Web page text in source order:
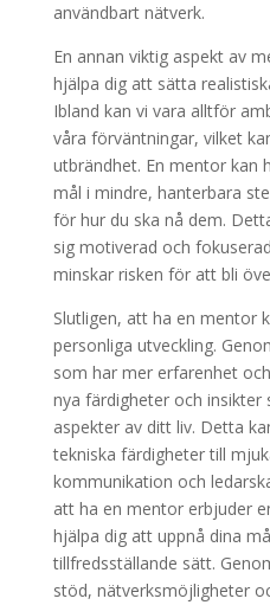
användbart nätverk.
En annan viktig aspekt av
hjälpa dig att sätta
Ibland kan vi vara alltför
våra förväntningar, vilket
utbrändhet. En mentor kan
mål i mindre, hanterbara
för hur du ska nå dem.
sig motiverad och
minskar risken för att bli
Slutligen, att ha en mentor
personliga utveckling.
som har mer erfarenhet
nya färdigheter och insikter
aspekter av ditt liv. Detta
tekniska färdigheter till
kommunikation och
att ha en mentor erbjuder
hjälpa dig att uppnå dina
tillfredsställande sätt.
stöd, nätverksmöjligheter